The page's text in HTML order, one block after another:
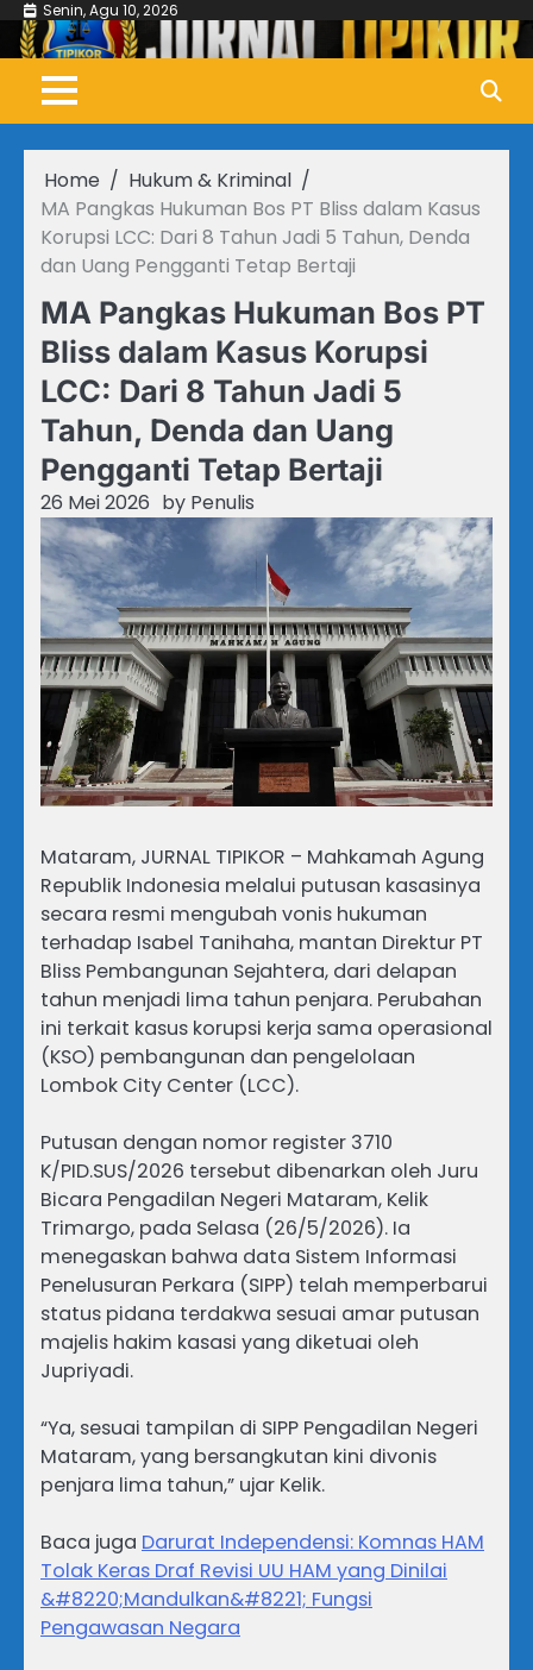
Skip
content
Senin, Agu 10, 2026
Home
Hukum & Kriminal
MA Pangkas Hukuman Bos PT Bliss dalam Kasus
Korupsi LCC: Dari 8 Tahun Jadi 5 Tahun, Denda
dan Uang Pengganti Tetap Bertaji
MA Pangkas Hukuman Bos PT
Bliss dalam Kasus Korupsi
LCC: Dari 8 Tahun Jadi 5
Tahun, Denda dan Uang
Pengganti Tetap Bertaji
26 Mei 2026 by Penulis
Mataram, JURNAL TIPIKOR – Mahkamah Agung
Republik Indonesia melalui putusan kasasinya
secara resmi mengubah vonis hukuman
terhadap Isabel Tanihaha, mantan Direktur PT
Bliss Pembangunan Sejahtera, dari delapan
tahun menjadi lima tahun penjara. Perubahan
ini terkait kasus korupsi kerja sama operasional
(KSO) pembangunan dan pengelolaan
Lombok City Center (LCC).
Putusan dengan nomor register 3710
K/PID.SUS/2026 tersebut dibenarkan oleh Juru
Bicara Pengadilan Negeri Mataram, Kelik
Trimargo, pada Selasa (26/5/2026). Ia
menegaskan bahwa data Sistem Informasi
Penelusuran Perkara (SIPP) telah memperbarui
status pidana terdakwa sesuai amar putusan
majelis hakim kasasi yang diketuai oleh
Jupriyadi.
“Ya, sesuai tampilan di SIPP Pengadilan Negeri
Mataram, yang bersangkutan kini divonis
penjara lima tahun,” ujar Kelik.
Baca juga Darurat Independensi: Komnas HAM
Tolak Keras Draf Revisi UU HAM yang Dinilai
&#8220;Mandulkan&#8221; Fungsi
Pengawasan Negara